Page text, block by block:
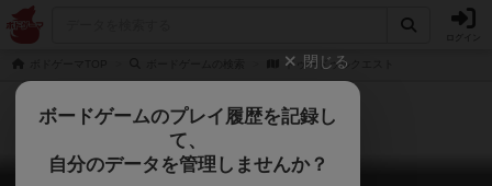
ドゥードゥルクエスト
閉じる
ボードゲームのプレイ履歴を記録し
て、
自分のデータを管理しませんか？